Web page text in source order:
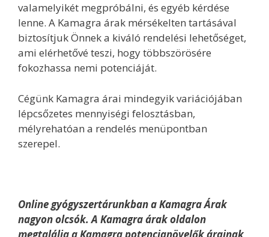
valamelyikét megpróbálni, és egyéb kérdése
lenne. A Kamagra árak mérsékelten tartásával
biztosítjuk Önnek a kiváló rendelési lehetőséget,
ami elérhetővé teszi, hogy többszörösére
fokozhassa nemi potenciáját.
Cégünk Kamagra árai mindegyik variációjában
lépcsőzetes mennyiségi felosztásban,
mélyrehatóan a rendelés menüpontban
szerepel.
Online gyógyszertárunkban a Kamagra Árak
nagyon olcsók. A Kamagra árak oldalon
megtalálja a Kamagra potencianövelők árainak